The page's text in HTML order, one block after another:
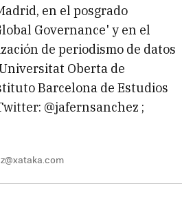
en el posgrado
Governance' y en el
de periodismo de datos
Oberta de
Barcelona de Estudios
@jafernsanchez ;